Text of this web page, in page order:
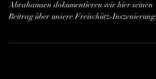
Mit freundlicher Genehmigung von Per Brink
Abrahamsen dokumentieren wir hier seinen
Der...